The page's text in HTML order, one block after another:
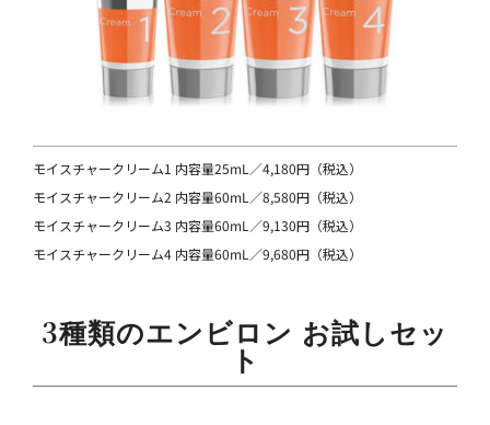
モイスチャークリーム1 内容量25mL／4,180円（税込）
モイスチャークリーム2 内容量60mL／8,580円（税込）
モイスチャークリーム3 内容量60mL／9,130円（税込）
モイスチャークリーム4 内容量60mL／9,680円（税込）
3種類のエンビロン お試しセッ
ト